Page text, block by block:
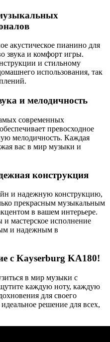
акустическое пианино для
звука и комфорт игры.
и стильному
использования, так
и мелодичность
современных
превосходное
мелодичность. Каждая
вас в мир музыки и
конструкция
и надежную конструкцию,
прекрасным музыкальным
в вашем интерьере.
мастерское исполнение
и надежным в
с Kayserburg KA180!
в мир музыки с
каждую ноту, каждую
для своего
решение для всех,